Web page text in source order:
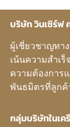
บริษัท วินเซิร์ฟ
ผู้เชี่ยวชาญทา
เน้นความสำเ
ความต้องการ
พันธมิตรที่ลูกค้
กลุ่มบริษัทในเค